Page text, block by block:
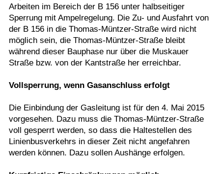
Arbeiten im Bereich der B 156 unter halbseitiger
Sperrung mit Ampelregelung. Die Zu- und Ausfahrt von
der B 156 in die Thomas-Müntzer-Straße wird nicht
möglich sein, die Thomas-Müntzer-Straße bleibt
während dieser Bauphase nur über die Muskauer
Straße bzw. von der Kantstraße her erreichbar.
Vollsperrung, wenn Gasanschluss erfolgt
Die Einbindung der Gasleitung ist für den 4. Mai 2015
vorgesehen. Dazu muss die Thomas-Müntzer-Straße
voll gesperrt werden, so dass die Haltestellen des
Linienbusverkehrs in dieser Zeit nicht angefahren
werden können. Dazu sollen Aushänge erfolgen.